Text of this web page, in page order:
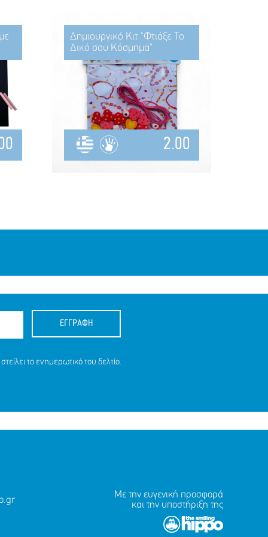
Δημιουργικό Κιτ "Φτιάξε Το
Δικό σου Κόσμημα"
2.00
ΕΓΓΡΑΦΗ
το ενημερωτικό του δελτίο.
Με την ευγενική προσφορά
και την υποστήριξη της